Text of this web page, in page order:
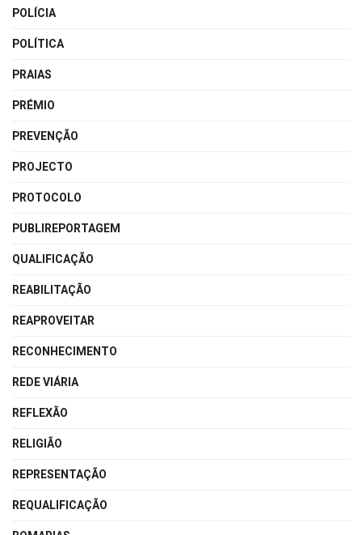
POLÍCIA
POLÍTICA
PRAIAS
PRÉMIO
PREVENÇÃO
PROJECTO
PROTOCOLO
PUBLIREPORTAGEM
QUALIFICAÇÃO
REABILITAÇÃO
REAPROVEITAR
RECONHECIMENTO
REDE VIÁRIA
REFLEXÃO
RELIGIÃO
REPRESENTAÇÃO
REQUALIFICAÇÃO